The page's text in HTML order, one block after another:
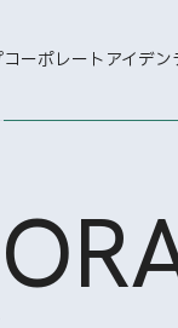
コーポレートアイデン